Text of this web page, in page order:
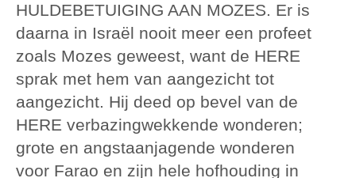
HULDEBETUIGING AAN MOZES. Er is
daarna in Israël nooit meer een profeet
zoals Mozes geweest, want de HERE
sprak met hem van aangezicht tot
aangezicht. Hij deed op bevel van de
HERE verbazingwekkende wonderen;
grote en angstaanjagende wonderen
voor Farao en zijn hele hofhouding in